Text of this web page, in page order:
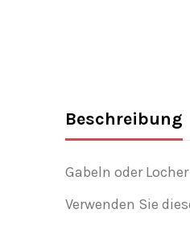
Beschreibung
Gabeln oder
Verwenden Sie